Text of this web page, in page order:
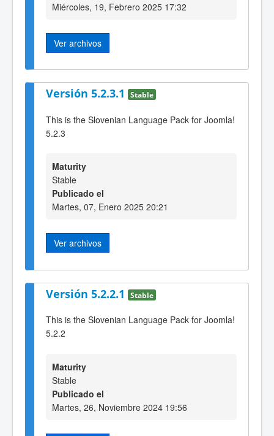
Miércoles, 19, Febrero 2025 17:32
Ver archivos
Versión 5.2.3.1 Stable
This is the Slovenian Language Pack for Joomla!
5.2.3
Maturity
Stable
Publicado el
Martes, 07, Enero 2025 20:21
Ver archivos
Versión 5.2.2.1 Stable
This is the Slovenian Language Pack for Joomla!
5.2.2
Maturity
Stable
Publicado el
Martes, 26, Noviembre 2024 19:56